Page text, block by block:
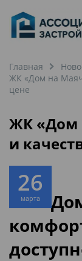
Главная
ЖК «Дом на
цене
ЖК «Дом
и
26
марта
ЖК